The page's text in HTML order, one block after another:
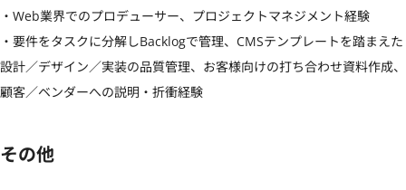
・Web業界でのプロデューサー、プロジェクトマネジメント経験
・要件をタスクに分解しBacklogで管理、CMSテンプレートを踏まえた
設計／デザイン／実装の品質管理、お客様向けの打ち合わせ資料作成、
顧客／ベンダーへの説明・折衝経験
その他